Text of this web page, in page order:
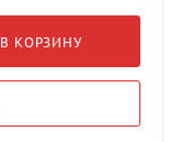
В КОРЗИНУ